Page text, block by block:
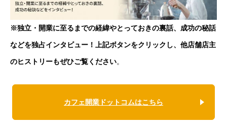
※独立・開業に至るまでの経緯やとっておきの裏話、成功の秘話
などを独占インタビュー！上記ボタンをクリックし、他店舗店主
のヒストリーもぜひご覧ください。
カフェ開業ドットコムはこちら